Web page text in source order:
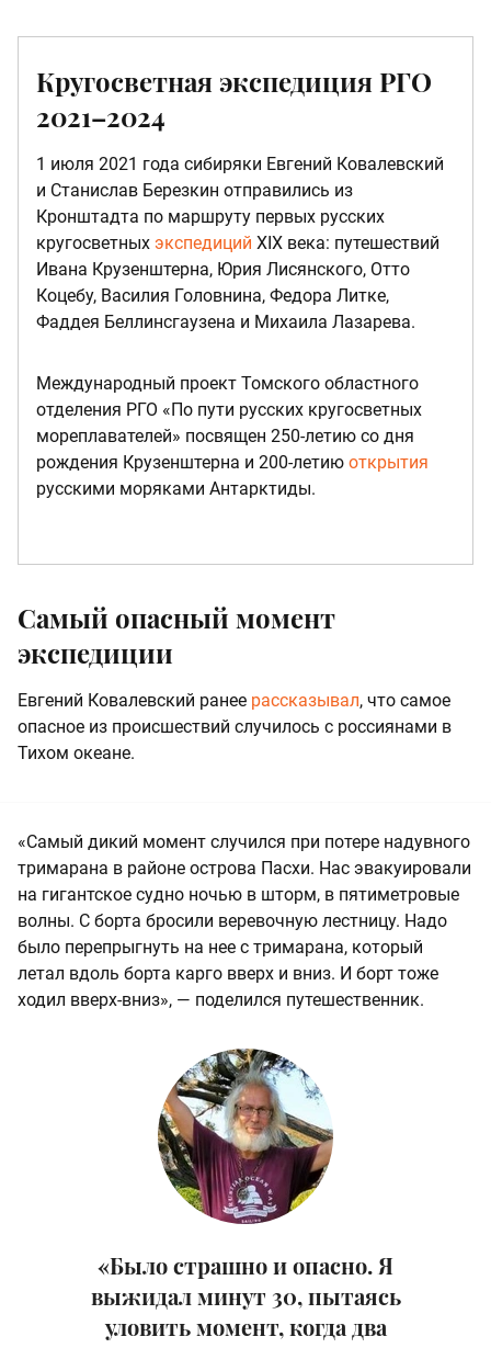
Кругосветная экспедиция РГО
2021–2024
1 июля 2021 года сибиряки Евгений Ковалевский
и Станислав Березкин отправились из
Кронштадта по маршруту первых русских
кругосветных экспедиций XIX века: путешествий
Ивана Крузенштерна, Юрия Лисянского, Отто
Коцебу, Василия Головнина, Федора Литке,
Фаддея Беллинсгаузена и Михаила Лазарева.
Международный проект Томского областного
отделения РГО «По пути русских кругосветных
мореплавателей» посвящен 250-летию со дня
рождения Крузенштерна и 200-летию открытия
русскими моряками Антарктиды.
Самый опасный момент
экспедиции
Евгений Ковалевский ранее рассказывал, что самое
опасное из происшествий случилось с россиянами в
Тихом океане.
«Самый дикий момент случился при потере надувного
тримарана в районе острова Пасхи. Нас эвакуировали
на гигантское судно ночью в шторм, в пятиметровые
волны. С борта бросили веревочную лестницу. Надо
было перепрыгнуть на нее с тримарана, который
летал вдоль борта карго вверх и вниз. И борт тоже
ходил вверх-вниз», — поделился путешественник.
«Было страшно и опасно. Я
выжидал минут 30, пытаясь
уловить момент, когда два